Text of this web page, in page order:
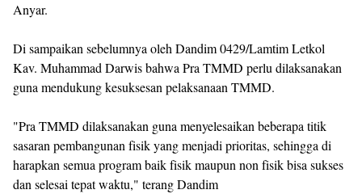
Anyar.
Di sampaikan sebelumnya oleh Dandim 0429/Lamtim Letkol
Kav. Muhammad Darwis bahwa Pra TMMD perlu dilaksanakan
guna mendukung kesuksesan pelaksanaan TMMD.
"Pra TMMD dilaksanakan guna menyelesaikan beberapa titik
sasaran pembangunan fisik yang menjadi prioritas, sehingga di
harapkan semua program baik fisik maupun non fisik bisa sukses
dan selesai tepat waktu," terang Dandim